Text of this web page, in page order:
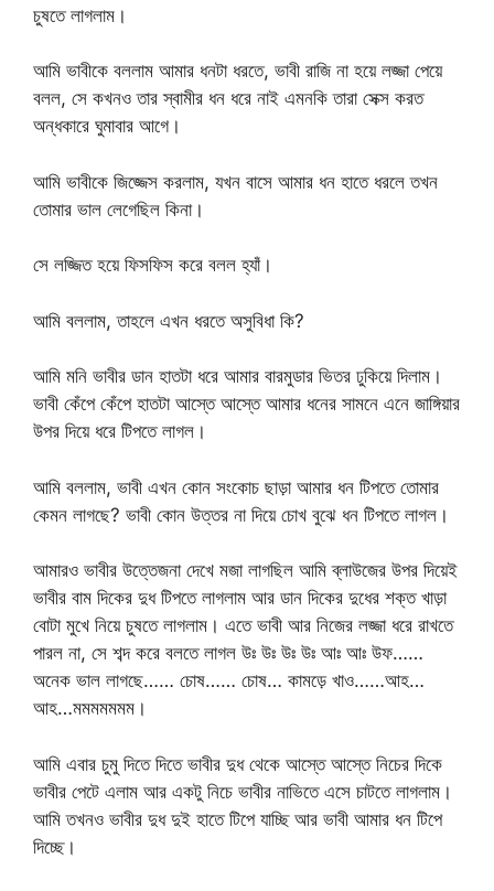
চুষতে লাগলাম।
আমি ভাবীকে বললাম আমার ধনটা ধরতে, ভাবী রাজি না হয়ে লজ্জা পেয়ে
বলল, সে কখনও তার স্বামীর ধন ধরে নাই এমনকি তারা সেক্স করত
অন্ধকারে ঘুমাবার আগে।
আমি ভাবীকে জিজ্জেস করলাম, যখন বাসে আমার ধন হাতে ধরলে তখন
তোমার ভাল লেগেছিল কিনা।
সে লজ্জিত হয়ে ফিসফিস করে বলল হ্যাঁ।
আমি বললাম, তাহলে এখন ধরতে অসুবিধা কি?
আমি মনি ভাবীর ডান হাতটা ধরে আমার বারমুডার ভিতর ঢুকিয়ে দিলাম।
ভাবী কেঁপে কেঁপে হাতটা আস্তে আস্তে আমার ধনের সামনে এনে জাঙ্গিয়ার
উপর দিয়ে ধরে টিপতে লাগল।
আমি বললাম, ভাবী এখন কোন সংকোচ ছাড়া আমার ধন টিপতে তোমার
কেমন লাগছে? ভাবী কোন উত্তর না দিয়ে চোখ বুঝে ধন টিপতে লাগল।
আমারও ভাবীর উত্তেজনা দেখে মজা লাগছিল আমি ব্লাউজের উপর দিয়েই
ভাবীর বাম দিকের দুধ টিপতে লাগলাম আর ডান দিকের দুধের শক্ত খাড়া
বোটা মুখে নিয়ে চুষতে লাগলাম। এতে ভাবী আর নিজের লজ্জা ধরে রাখতে
পারল না, সে শব্দ করে বলতে লাগল উঃ উঃ উঃ উঃ আঃ আঃ উফ……
অনেক ভাল লাগছে…… চোষ…… চোষ… কামড়ে খাও……আহ…
আহ…মমমমমমম।
আমি এবার চুমু দিতে দিতে ভাবীর দুধ থেকে আস্তে আস্তে নিচের দিকে
ভাবীর পেটে এলাম আর একটু নিচে ভাবীর নাভিতে এসে চাটতে লাগলাম।
আমি তখনও ভাবীর দুধ দুই হাতে টিপে যাচ্ছি আর ভাবী আমার ধন টিপে
দিচ্ছে।